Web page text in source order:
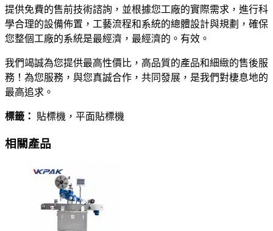
提供免費的售前技術諮詢，並根據您工廠的實際需求，進行科
學合理的設備佈置，工藝流程和系統的總體設計與規劃，確保
您整個工廠的系統是最經濟，最經濟的。有效。
我們竭誠為您提供最高性價比，高品質的產品和細緻的售後服
務！為您服務，與您真誠合作，共同發展，是我們對棲息地的
最高追求。
標籤： 貼標機，平面貼標機
相關產品